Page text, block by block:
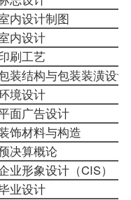
内设计制图
内设计
刷工艺
装结构与包装装潢设计
境设计
面广告设计
饰材料与构造
决算概论
业形象设计（CIS）
业设计